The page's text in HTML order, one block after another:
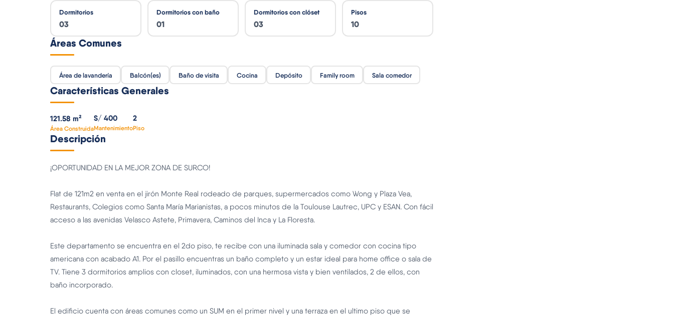
Dormitorios
03
Dormitorios con baño
01
Dormitorios con clóset
03
Pisos
10
Áreas Comunes
Área de lavandería Balcón(es) Baño de visita Cocina Depósito Family room Sala comedor
Características Generales
121.58 m²
Área Construida
S/ 400
Mantenimiento
2
Piso
Descripción
¡OPORTUNIDAD EN LA MEJOR ZONA DE SURCO!
Flat de 121m2 en venta en el jirón Monte Real rodeado de parques, supermercados como Wong y Plaza Vea,
Restaurants, Colegios como Santa María Marianistas, a pocos minutos de la Toulouse Lautrec, UPC y ESAN. Con fácil
acceso a las avenidas Velasco Astete, Primavera, Caminos del Inca y La Floresta.
Este departamento se encuentra en el 2do piso, te recibe con una iluminada sala y comedor con cocina tipo
americana con acabado A1. Por el pasillo encuentras un baño completo y un estar ideal para home office o sala de
TV. Tiene 3 dormitorios amplios con closet, iluminados, con una hermosa vista y bien ventilados, 2 de ellos, con
baño incorporado.
El edificio cuenta con áreas comunes como un SUM en el primer nivel y una terraza en el ultimo piso que se